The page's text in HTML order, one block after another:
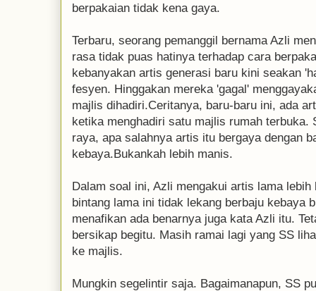
berpakaian tidak kena gaya.
Terbaru, seorang pemanggil bernama Azli
rasa tidak puas hatinya terhadap cara
kebanyakan artis generasi baru kini seakan
fesyen. Hinggakan mereka 'gagal'
majlis dihadiri.Ceritanya, baru-baru ini, ada
ketika menghadiri satu majlis rumah terbuka.
raya, apa salahnya artis itu bergaya dengan
kebaya.Bukankah lebih manis.
Dalam soal ini, Azli mengakui artis lama
bintang lama ini tidak lekang berbaju kebaya
menafikan ada benarnya juga kata Azli itu.
bersikap begitu. Masih ramai lagi yang SS
ke majlis.
Mungkin segelintir saja. Bagaimanapun, SS